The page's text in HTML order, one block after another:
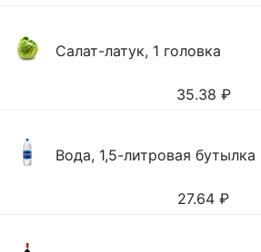
Салат-латук, 1 головка
35.38 ₽
Вода, 1,5-литровая бутылка
27.64 ₽